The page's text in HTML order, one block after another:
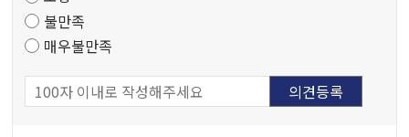
불만족
매우불만족